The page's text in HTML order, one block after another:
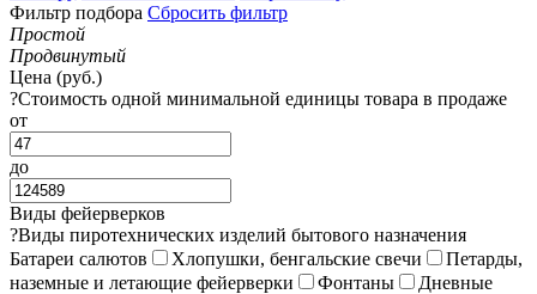
Фильтр подбора Сбросить фильтр
Простой
Продвинутый
Цена (руб.)
?Стоимость одной минимальной единицы товара в продаже
от
до
Виды фейерверков
?Виды пиротехнических изделий бытового назначения
Батареи салютов
Хлопушки, бенгальские свечи
Петарды,
наземные и летающие фейерверки
Фонтаны
Дневные